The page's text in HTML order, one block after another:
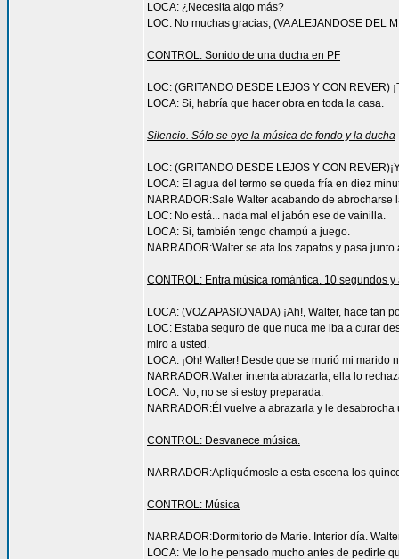
LOCA: ¿Necesita algo más?
LOC: No muchas gracias, (VA ALEJANDOSE DEL
CONTROL: Sonido de una ducha en PF
LOC: (GRITANDO DESDE LEJOS Y CON
LOCA: Si, habría que hacer obra en toda la casa.
Silencio. Sólo se oye la música de fondo y la ducha
LOC: (GRITANDO DESDE LEJOS Y CON
LOCA: El agua del termo se queda fría en diez
NARRADOR:Sale Walter acabando de abrocharse
LOC: No está... nada mal el jabón ese de vainilla.
LOCA: Si, también tengo champú a juego.
NARRADOR:Walter se ata los zapatos y pasa
CONTROL: Entra música romántica. 10 segundos y
LOCA: (VOZ APASIONADA) ¡Ah!, Walter, hace tan
LOC: Estaba seguro de que nuca me iba a curar
miro a usted.
LOCA: ¡Oh! Walter! Desde que se murió mi
NARRADOR:Walter intenta abrazarla, ella lo
LOCA: No, no se si estoy preparada.
NARRADOR:Él vuelve a abrazarla y le
CONTROL: Desvanece música.
NARRADOR:Apliquémosle a esta escena los
CONTROL: Música
NARRADOR:Dormitorio de Marie. Interior día.
LOCA: Me lo he pensado mucho antes de pedirle